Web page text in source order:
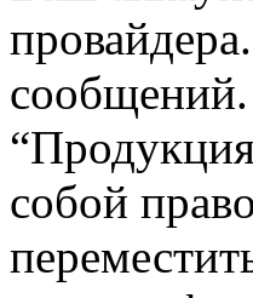
сообщений.
собой